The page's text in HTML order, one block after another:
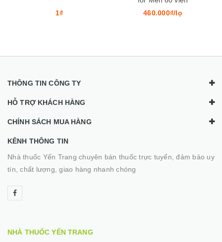
1.600.000₫/hộp
THÔNG TIN CÔNG TY
HỖ TRỢ KHÁCH HÀNG
CHÍNH SÁCH MUA HÀNG
KÊNH THÔNG TIN
Nhà thuốc Yến Trang chuyên bán thuốc trực tuyến, đảm bảo uy
tín, chất lượng, giao hàng nhanh chóng
NHÀ THUỐC YẾN TRANG